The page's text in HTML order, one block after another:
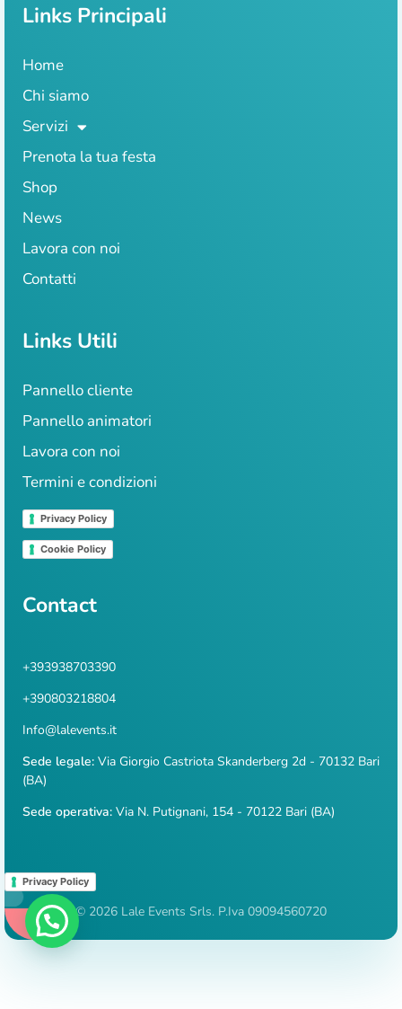
Links Principali
Home
Chi siamo
Servizi
Prenota la tua festa
Shop
News
Lavora con noi
Contatti
Links Utili
Pannello cliente
Pannello animatori
Lavora con noi
Termini e condizioni
Privacy Policy
Cookie Policy
Contact
+393938703390
+390803218804
Info@lalevents.it
Sede legale: Via Giorgio Castriota Skanderberg 2d - 70132 Bari
(BA)
Sede operativa: Via N. Putignani, 154 - 70122 Bari (BA)
Privacy Policy
© 2026 Lale Events Srls. P.Iva 09094560720